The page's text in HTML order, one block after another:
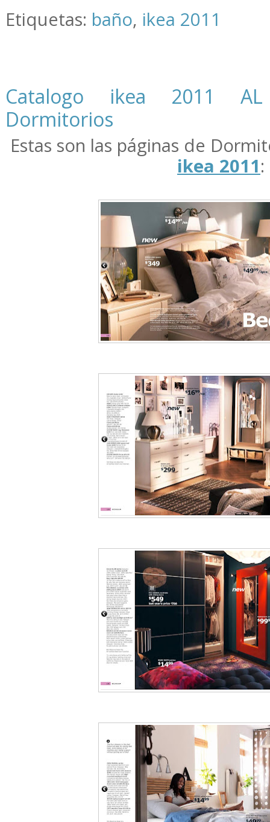
Etiquetas: baño, ikea 2011
Catalogo ikea 2011 AL
Dormitorios
Estas son las páginas de
ikea 2011: